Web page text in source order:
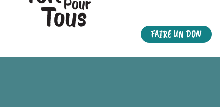
FAIRE UN DON